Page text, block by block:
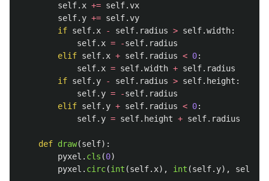
self. x += self.vx
self. y += self.vy
if self. x - self. radius > self.width:
self. x = -self. radius
elif self. x + self. radius < 0:
self. x = self.width + self. radius
if self. y - self. radius > self. height :
self. y = -self. radius
elif self. y + self. radius < 0:
self. y = self. height + self. radius
def draw(self):
pyxel . cls (0)
pyxel . circ(int (self. x), int (self. y), self